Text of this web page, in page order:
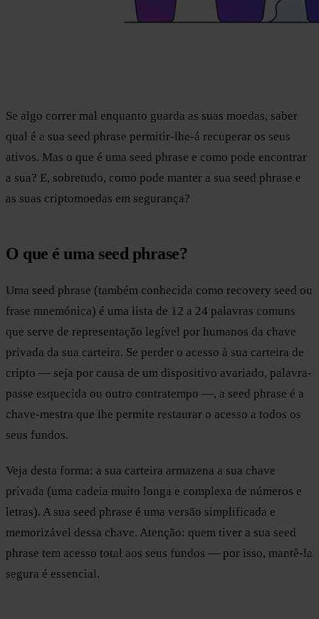
Se algo correr mal enquanto guarda as suas moedas, saber
qual é a sua seed phrase permitir-lhe-á recuperar os seus
ativos. Mas o que é uma seed phrase e como pode encontrar
a sua? E, sobretudo, como pode manter a sua seed phrase e
as suas criptomoedas em segurança?
O que é uma seed phrase?
Uma seed phrase (também conhecida como recovery seed ou
frase mnemónica) é uma lista de 12 a 24 palavras comuns
que serve de representação legível por humanos da chave
privada da sua carteira. Se perder o acesso à sua carteira de
cripto — seja por causa de um dispositivo avariado, palavra-
passe esquecida ou outro contratempo —, a seed phrase é a
chave-mestra que lhe permite restaurar o acesso a todos os
seus fundos.
Veja desta forma: a sua carteira armazena a sua chave
privada (uma cadeia muito longa e complexa de números e
letras). A sua seed phrase é uma versão simplificada e
memorizável dessa chave. Atenção: quem tiver a sua seed
phrase tem acesso total aos seus fundos — por isso, mantê-la
segura é essencial.